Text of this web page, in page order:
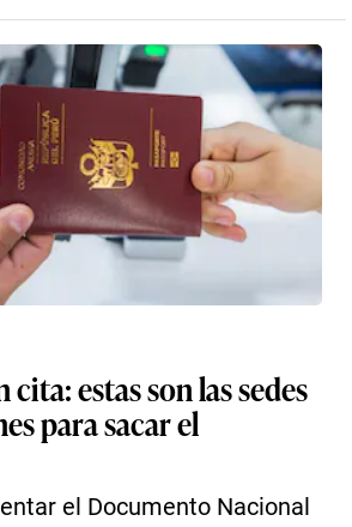
cita: estas son las sedes
para sacar el
el Documento Nacional